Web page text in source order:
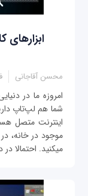
محسن آقاجانی
می‎کنید. احتمالا در دفتر...